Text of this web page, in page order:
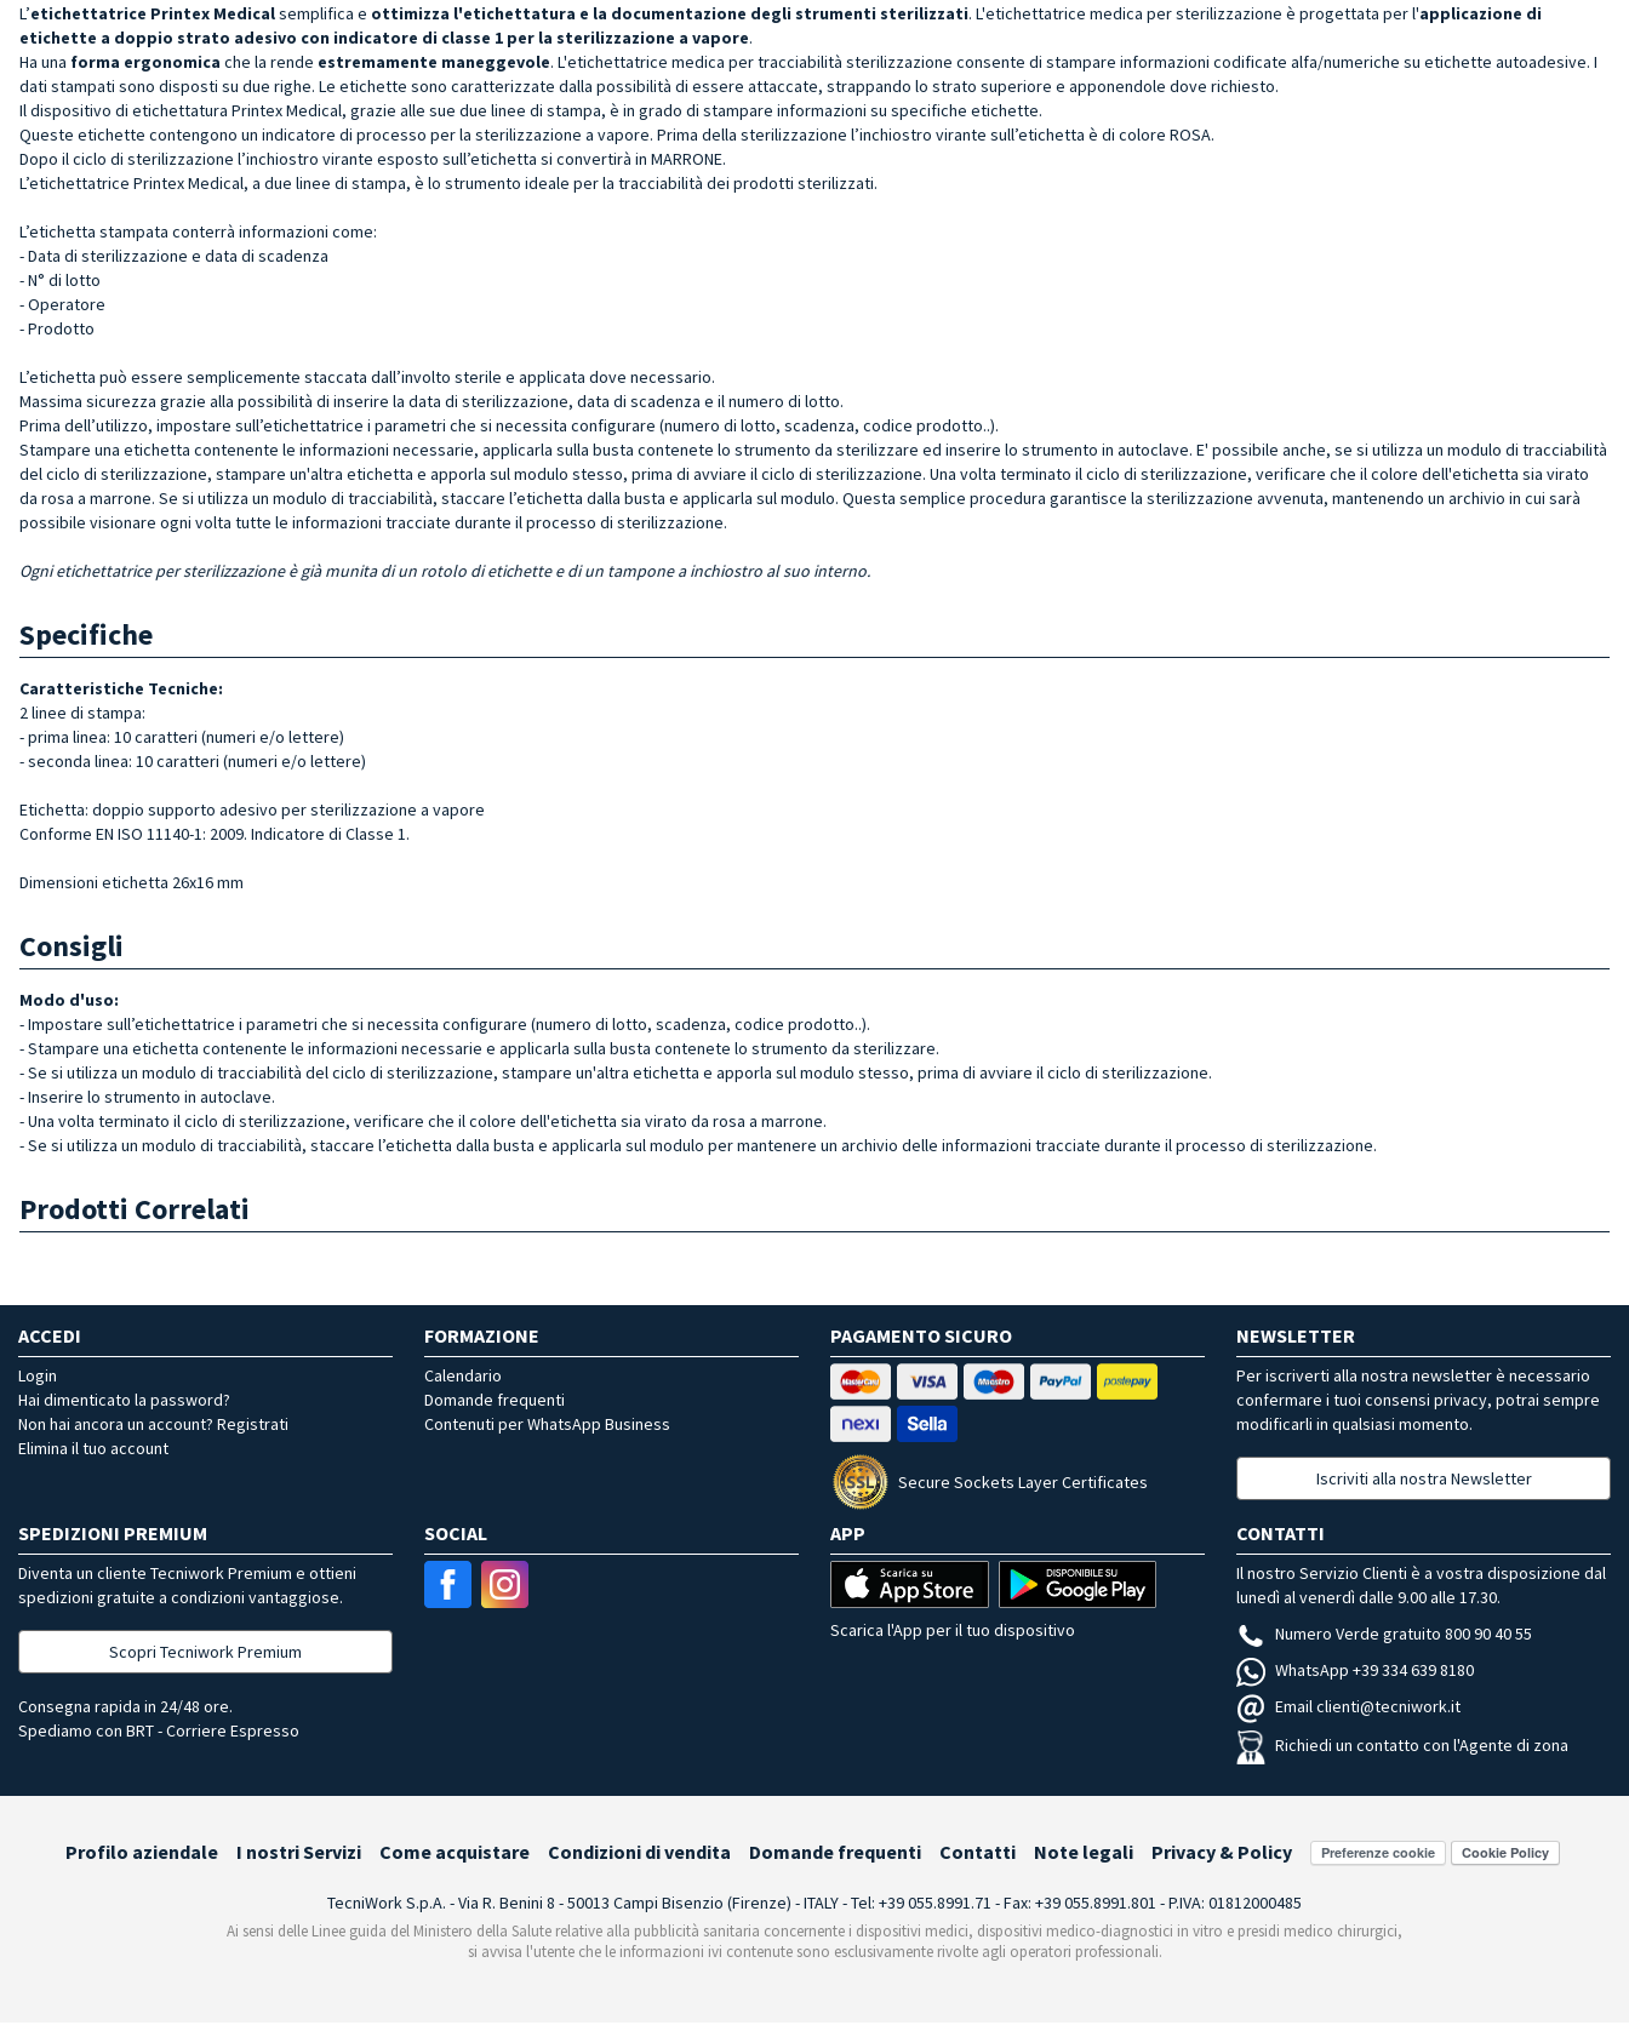
L’etichettatrice Printex Medicalsemplifica e ottimizza l'etichettatura e la documentazione degli strumenti sterilizzati. L'etichettatrice medica per sterilizzazione è progettata per l'applicazione di
etichette a doppio strato adesivo con indicatore di classe 1 per la sterilizzazione a vapore.
Ha una forma ergonomica che la rende estremamente maneggevole. L'etichettatrice medica per tracciabilità sterilizzazione consente di stampare informazioni codificate alfa/numeriche su etichette autoadesive. I
dati stampati sono disposti su due righe. Le etichette sono caratterizzate dalla possibilità di essere attaccate, strappando lo strato superiore e apponendole dove richiesto.
Il dispositivo di etichettatura Printex Medical, grazie alle sue due linee di stampa, è in grado di stampare informazioni su specifiche etichette.
Queste etichette contengono un indicatore di processo per la sterilizzazione a vapore. Prima della sterilizzazione l’inchiostro virante sull’etichetta è di colore ROSA.
Dopo il ciclo di sterilizzazione l’inchiostro virante esposto sull’etichetta si convertirà in MARRONE.
L’etichettatrice Printex Medical, a due linee di stampa, è lo strumento ideale per la tracciabilità dei prodotti sterilizzati.
L’etichetta stampata conterrà informazioni come:
- Data di sterilizzazione e data di scadenza
- N° di lotto
- Operatore
- Prodotto
L’etichetta può essere semplicemente staccata dall’involto sterile e applicata dove necessario.
Massima sicurezza grazie alla possibilità di inserire la data di sterilizzazione, data di scadenza e il numero di lotto.
Prima dell’utilizzo, impostare sull’etichettatrice i parametri che si necessita configurare (numero di lotto, scadenza, codice prodotto..).
Stampare una etichetta contenente le informazioni necessarie, applicarla sulla busta contenete lo strumento da sterilizzare ed inserire lo strumento in autoclave. E' possibile anche, se si utilizza un modulo di tracciabilità
del ciclo di sterilizzazione, stampare un'altra etichetta e apporla sul modulo stesso, prima di avviare il ciclo di sterilizzazione. Una volta terminato il ciclo di sterilizzazione, verificare che il colore dell'etichetta sia virato
da rosa a marrone. Se si utilizza un modulo di tracciabilità, staccare l’etichetta dalla busta e applicarla sul modulo. Questa semplice procedura garantisce la sterilizzazione avvenuta, mantenendo un archivio in cui sarà
possibile visionare ogni volta tutte le informazioni tracciate durante il processo di sterilizzazione.
Ogni etichettatrice per sterilizzazione è già munita di un rotolo di etichette e di un tampone a inchiostro al suo interno.
Specifiche
Caratteristiche Tecniche:
2 linee di stampa:
- prima linea: 10 caratteri (numeri e/o lettere)
- seconda linea: 10 caratteri (numeri e/o lettere)
Etichetta: doppio supporto adesivo per sterilizzazione a vapore
Conforme EN ISO 11140-1: 2009. Indicatore di Classe 1.
Dimensioni etichetta 26x16 mm
Consigli
Modo d'uso:
- Impostare sull’etichettatrice i parametri che si necessita configurare (numero di lotto, scadenza, codice prodotto..).
-Stampare una etichetta contenente le informazioni necessarie e applicarla sulla busta contenete lo strumento da sterilizzare.
- Se si utilizza un modulo di tracciabilità del ciclo di sterilizzazione, stampare un'altra etichetta e apporla sul modulo stesso, prima di avviare il ciclo di sterilizzazione.
- Inserire lo strumento in autoclave.
- Una volta terminato il ciclo di sterilizzazione, verificare che il colore dell'etichetta sia virato da rosa a marrone.
-Se si utilizza un modulo di tracciabilità, staccare l’etichetta dalla busta e applicarla sul modulo permantenere un archivio delle informazioni tracciate durante il processo di sterilizzazione.
Prodotti Correlati
ACCEDI
Login
Hai dimenticato la password?
Non hai ancora un account? Registrati
Elimina il tuo account
FORMAZIONE
Calendario
Domande frequenti
Contenuti per WhatsApp Business
PAGAMENTO SICURO
Secure Sockets Layer Certificates
NEWSLETTER
Per iscriverti alla nostra newsletter è necessario
confermare i tuoi consensi privacy, potrai sempre
modificarli in qualsiasi momento.
Iscriviti alla nostra Newsletter
SPEDIZIONI PREMIUM
Diventa un cliente Tecniwork Premium e ottieni
spedizioni gratuite a condizioni vantaggiose.
Scopri Tecniwork Premium
Consegna rapida in 24/48 ore.
Spediamo con BRT - Corriere Espresso
SOCIAL APP
Scarica l'App per il tuo dispositivo
CONTATTI
Il nostro Servizio Clienti è a vostra disposizione dal
lunedì al venerdì dalle 9.00 alle 17.30.
Numero Verde gratuito 800 90 40 55
WhatsApp +39 334 639 8180
Email clienti@tecniwork.it
Richiedi un contatto con l'Agente di zona
Profilo aziendale I nostri Servizi Come acquistare Condizioni di vendita Domande frequenti Contatti Note legali Privacy & Policy Preferenze cookie
TecniWork S.p.A. - Via R. Benini 8 - 50013 Campi Bisenzio (Firenze) - ITALY - Tel: +39 055.8991.71 - Fax: +39 055.8991.801 - P.IVA: 01812000485
Ai sensi delle Linee guida del Ministero della Salute relative alla pubblicità sanitaria concernente i dispositivi medici, dispositivi medico-diagnostici in vitro e presidi medico chirurgici,
si avvisa l'utente che le informazioni ivi contenute sono esclusivamente rivolte agli operatori professionali.